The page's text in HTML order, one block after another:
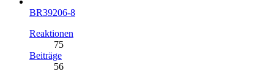
BR39206-8
Reaktionen
75
Beiträge
56